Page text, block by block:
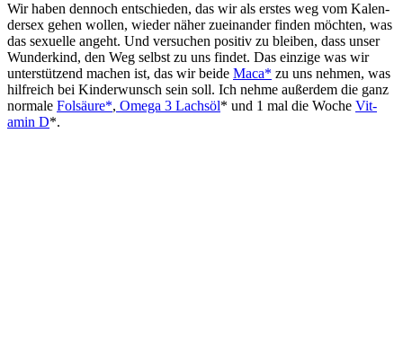
Wir haben den­noch ent­schie­den, das wir als ers­tes weg vom Kalen­
der­sex gehen wol­len, wie­der näher zuein­an­der fin­den möch­ten, was
das sexu­el­le angeht. Und ver­su­chen posi­tiv zu blei­ben, dass unser
Wun­der­kind, den Weg selbst zu uns fin­det. Das ein­zi­ge was wir
unter­stüt­zend machen ist, das wir bei­de Maca* zu uns neh­men, was
hilf­reich bei Kin­der­wunsch sein soll. Ich neh­me außer­dem die ganz
nor­ma­le Fol­säu­re*, Ome­ga 3 Lachs­öl* und 1 mal die Woche Vit­
amin D*.